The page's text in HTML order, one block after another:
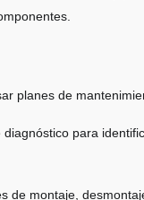
planes de
diagnóstico para
de montaje,